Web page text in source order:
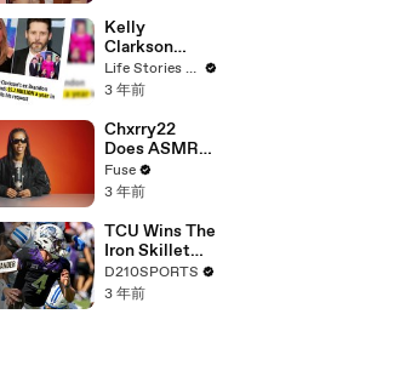
Cosmopolitan
Kelly
Clarkson
Fights Back
Against
Blackstock In
Devastating
Divorce
Battle
Life Stories By Goalcast
3 年前
Chxrry22
Does ASMR
with Matcha,
Talks Using
Escape &
Touring with
The Weeknd
Fuse
3 年前
TCU Wins The
Iron Skillet
With A 34-17
Win Over
D210SPORTS
3 年前